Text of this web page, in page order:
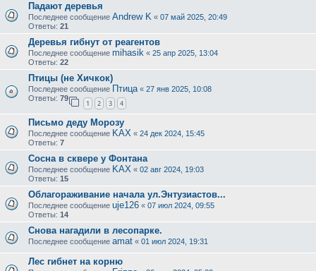
Падают деревья
Последнее сообщение Andrew K « 07 май 2025, 20:49
Ответы: 21
Деревья гибнут от реагентов
Последнее сообщение mihasik « 25 апр 2025, 13:04
Ответы: 22
Птицы (не Хичкок)
Последнее сообщение Птица « 27 янв 2025, 10:08
Ответы: 79
1 2 3 4
Письмо деду Морозу
Последнее сообщение KAX « 24 дек 2024, 15:45
Ответы: 7
Сосна в сквере у Фонтана
Последнее сообщение KAX « 02 авг 2024, 19:03
Ответы: 15
Облагораживание начала ул.Энтузиастов...
Последнее сообщение uje126 « 07 июл 2024, 09:55
Ответы: 14
Снова нагадили в лесопарке.
Последнее сообщение amat « 01 июл 2024, 19:31
Лес гибнет на корню